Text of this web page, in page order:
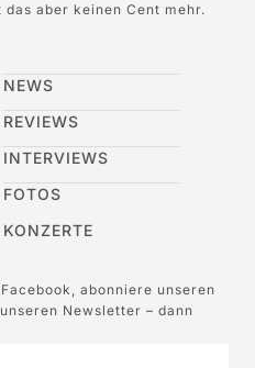
aber keinen Cent mehr.
NEWS
REVIEWS
INTERVIEWS
FOTOS
KONZERTE
abonniere unseren
Newsletter – dann